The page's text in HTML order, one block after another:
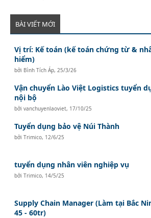
BÀI VIẾT MỚI
Vị trí: Kế toán (kế toán chứng từ &
hiểm)
bởi Bình Tích Áp, 25/3/26
Vận chuyển Lào Việt Logistics tuyển
nội bộ
bởivanchuyenlaoviet, 17/10/25
Tuyển dụng bảo vệ Núi Thành
bởiTrimico, 12/6/25
tuyển dụng nhân viên nghiệp vụ
bởiTrimico, 14/5/25
Supply Chain Manager (Làm tại Bắc
45 - 60tr)